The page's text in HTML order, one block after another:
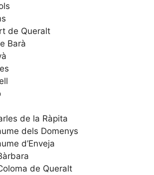
de Queralt
Barà
de la Ràpita
dels Domenys
d’Enveja
de Queralt